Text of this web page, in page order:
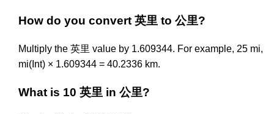
How do you convert 英里 to 公里?
Multiply the 英里 value by 1.609344. For example, 25 mi,
mi(Int) × 1.609344 = 40.2336 km.
What is 10 英里 in 公里?